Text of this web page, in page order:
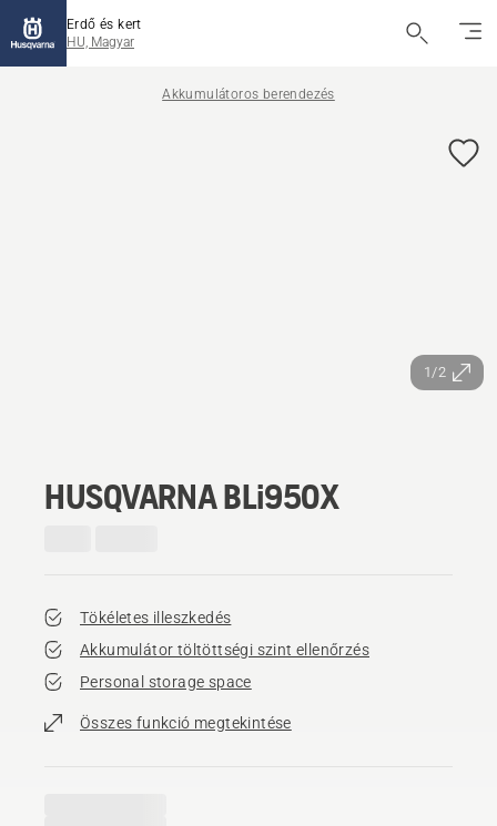
Erdő és kert
HU, Magyar
Akkumulátoros berendezés
1/2
HUSQVARNA BLi950X
Tökéletes illeszkedés
Akkumulátor töltöttségi szint ellenőrzés
Personal storage space
Összes funkció megtekintése